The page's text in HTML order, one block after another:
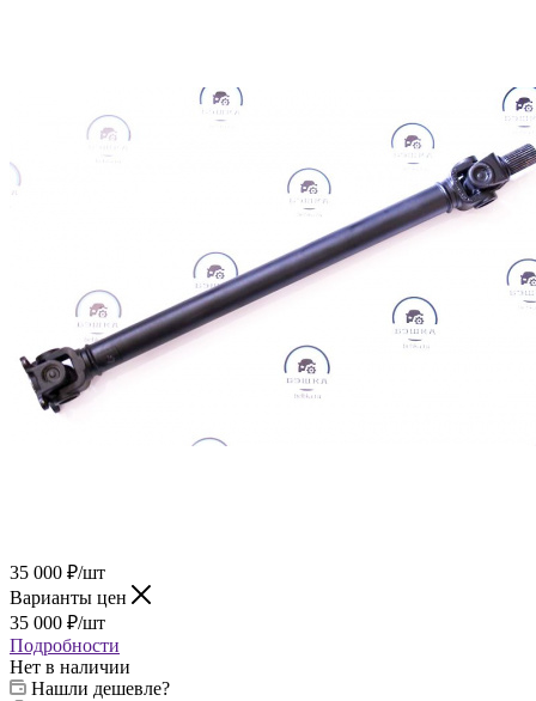
35 000 ₽/шт
Варианты цен
35 000 ₽/шт
Подробности
Нет в наличии
Нашли дешевле?